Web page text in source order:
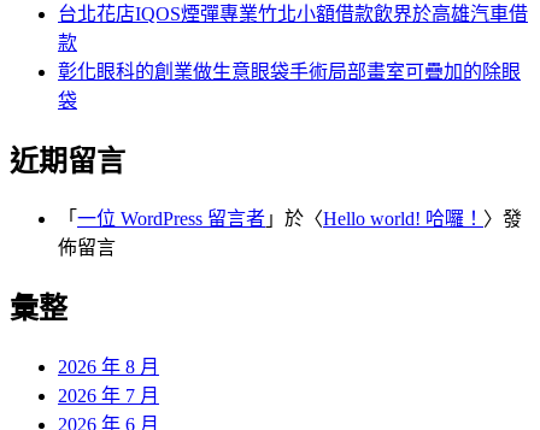
台北花店IQOS煙彈專業竹北小額借款飲界於高雄汽車借
款
彰化眼科的創業做生意眼袋手術局部畫室可疊加的除眼
袋
近期留言
「 一位 WordPress 留言者 」於〈Hello world! 哈囉！ 〉發
佈留言
彙整
2026 年 8 月
2026 年 7 月
2026 年 6 月